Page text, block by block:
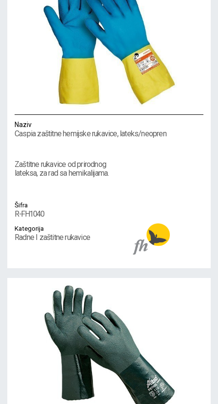
Naziv
Caspia zaštitne hemijske rukavice, lateks/neopren
Zaštitne rukavice od prirodnog
lateksa, za rad sa hemikalijama.
Šifra
R-FH1040
Kategorija
Radne I zaštitne rukavice